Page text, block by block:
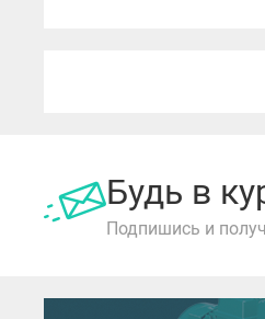
Будь в
Подпишись и